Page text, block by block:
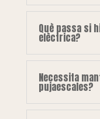
Què passa si
elèctrica?
Necessita
pujaescales?